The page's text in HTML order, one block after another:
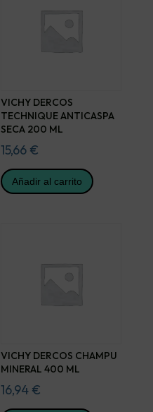
VICHY DERCOS
TECHNIQUE ANTICASPA
SECA 200 ML
15,66 €
Añadir al carrito
VICHY DERCOS CHAMPU
MINERAL 400 ML
16,94 €